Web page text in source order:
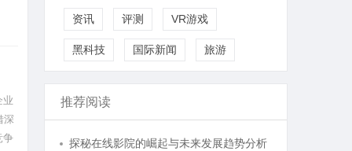
业
深
争
资讯 评测 VR游戏
黑科技 国际新闻 旅游
推荐阅读
探秘在线影院的崛起与未来发展趋势分析